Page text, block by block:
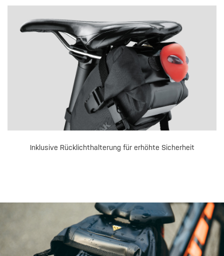
Inklusive Rücklichthalterung für erhöhte Sicherheit